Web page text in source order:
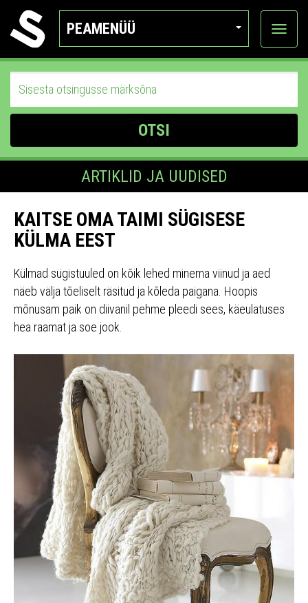
PEAMENÜÜ
Ava
OTSI
ARTIKLID JA UUDISED
KAITSE OMA TAIMI SÜGISESE
KÜLMA EEST
Külmad sügistuuled on kõik lehed minema viinud ja aed
näeb välja tõeliselt räsitud ja kõleda paigana. Hoopis
mõnusam paik on diivanil pehme pleedi sees, käeulatuses
hea raamat ja soe jook.